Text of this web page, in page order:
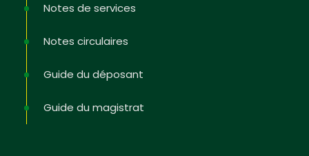
Notes de services
Notes circulaires
Guide du déposant
Guide du magistrat